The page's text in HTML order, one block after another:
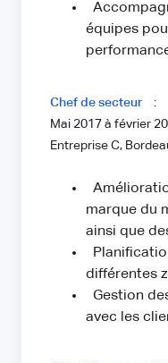
équipes
Chef de secteur
:
Mai 2017 à février
Entreprise C,
marque du
ainsi que
différentes
Gestion
avec les